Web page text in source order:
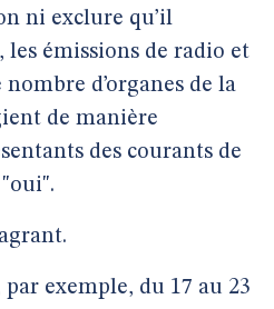
ni exclure qu’il
émissions de radio et
d’organes de la
de manière
des courants de
par exemple, du 17 au 23